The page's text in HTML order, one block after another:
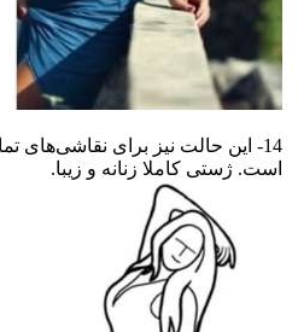
14- این حالت نیز برای نقاشی‌های
است. ژستی کاملا زنانه و زیبا.